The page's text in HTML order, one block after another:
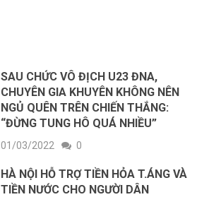
SAU CHỨC VÔ ĐỊCH U23 ĐNA,
CHUYÊN GIA KHUYÊN KHÔNG NÊN
NGỦ QUÊN TRÊN CHIẾN THẮNG:
“ĐỪNG TUNG HÔ QUÁ NHIỀU”
01/03/2022 0
HÀ NỘI HỖ TRỢ TIỀN HỎA T.ÁNG VÀ
TIỀN NƯỚC CHO NGƯỜI DÂN